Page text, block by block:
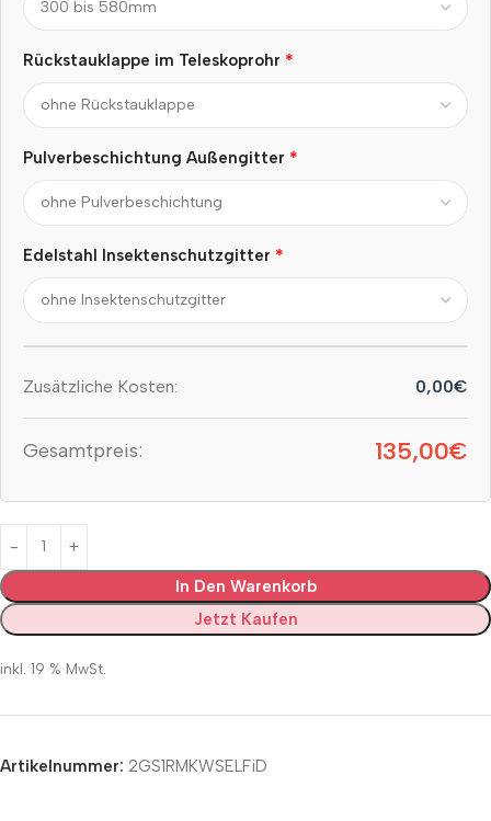
Rückstauklappe im Teleskoprohr *
Pulverbeschichtung Außengitter *
Edelstahl Insektenschutzgitter *
Zusätzliche Kosten: 0,00€
Gesamtpreis: 135,00€
In Den Warenkorb
Jetzt Kaufen
inkl. 19 % MwSt.
Artikelnummer: 2GS1RMKWSELFiD